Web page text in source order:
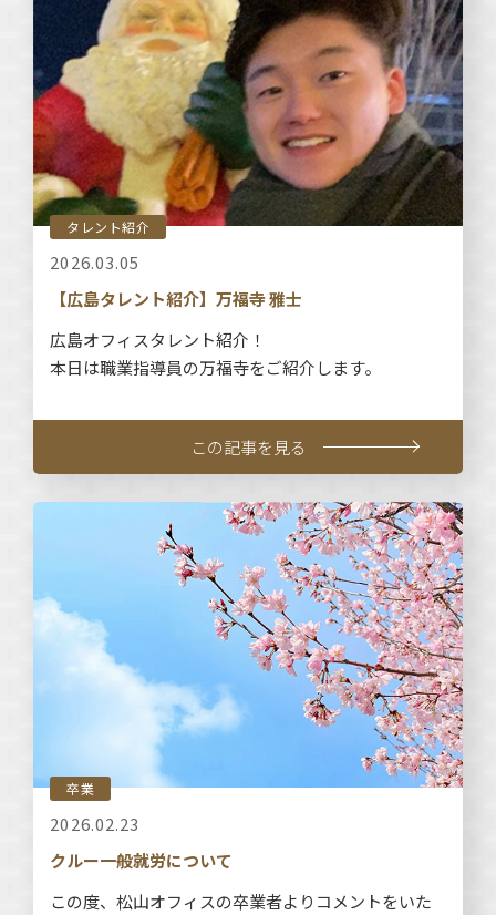
タレント紹介
2026.03.05
【広島タレント紹介】万福寺 雅士
広島オフィスタレント紹介！
本日は職業指導員の万福寺をご紹介します。
この記事を見る
卒業
2026.02.23
クルー一般就労について
この度、松山オフィスの卒業者よりコメントをいた